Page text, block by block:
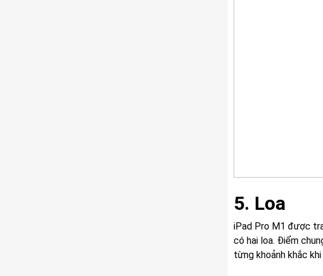
5. Loa
iPad Pro M1 được
có hai loa. Điểm
từng khoảnh khắc